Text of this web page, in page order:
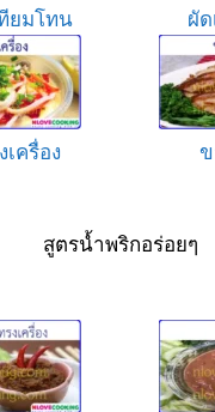
ยมโทน ผั
ครื่อง
สูตรน้ำพริกอร่อยๆ